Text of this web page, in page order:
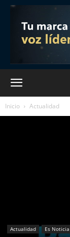
Inicio Actualidad
Actualidad Es Noticia